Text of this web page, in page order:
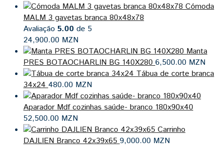
Cómoda
MALM 3 gavetas branca 80x48x78
Avaliação 5.00 de 5
24,900.00 MZN
Manta
PRES BOTAOCHARLIN BG 140X280 6,500.00 MZN
Tábua de corte branca
34x24 480.00 MZN
Aparador Mdf cozinhas saúde- branco 180x90x40
52,500.00 MZN
Carrinho
DAJLIEN Branco 42x39x65 9,000.00 MZN